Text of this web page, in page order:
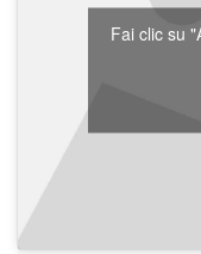
Fai clic su